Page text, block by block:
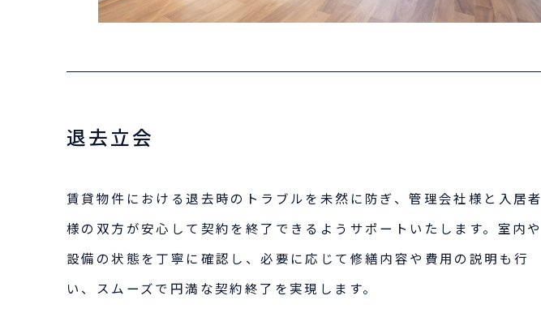
退去立会
賃貸物件における退去時のトラブルを未然に防ぎ、管理会社様と入居者
様の双方が安心して契約を終了できるようサポートいたします。室内や
設備の状態を丁寧に確認し、必要に応じて修繕内容や費用の説明も行
い、スムーズで円満な契約終了を実現します。